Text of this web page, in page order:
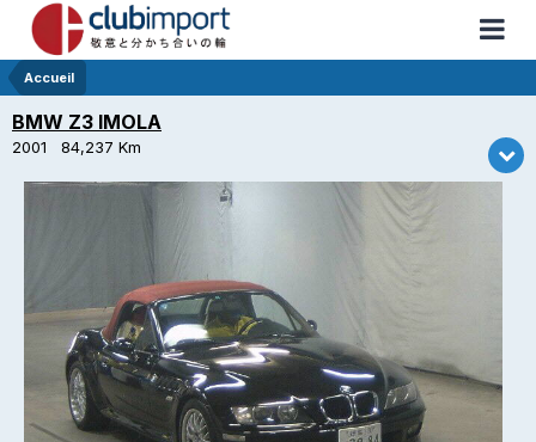
Accueil
BMW Z3 IMOLA
2001 84,237 Km